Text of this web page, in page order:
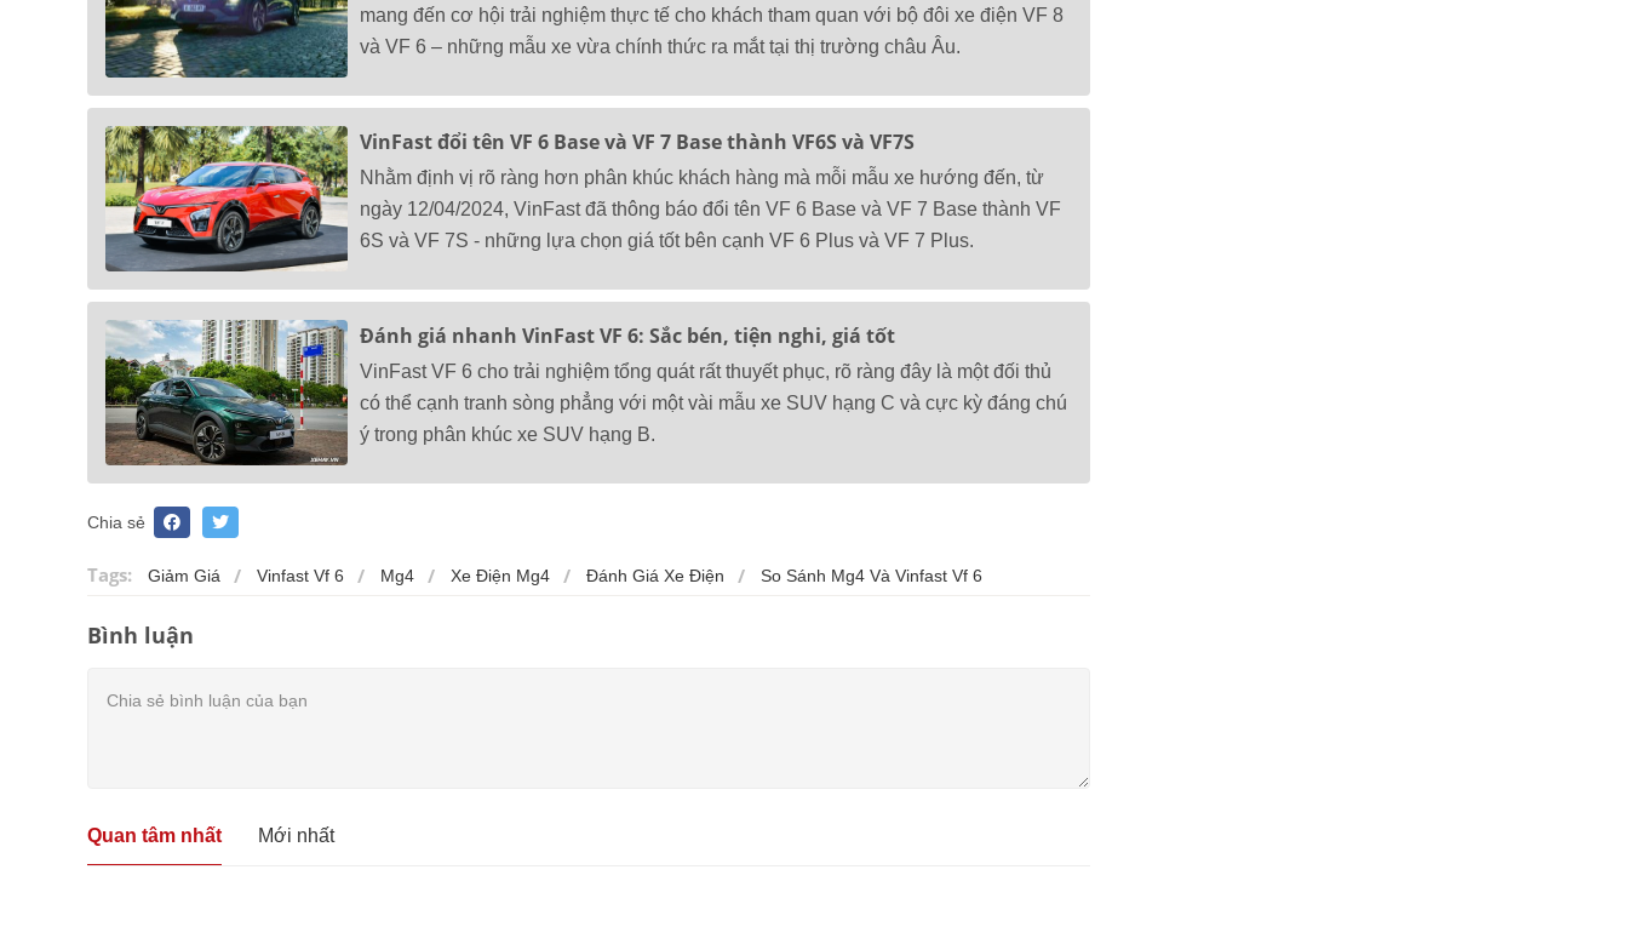
mang đến cơ hội trải nghiệm thực tế cho khách tham quan với bộ đôi xe điện VF 8
và VF 6 – những mẫu xe vừa chính thức ra mắt tại thị trường châu Âu.
VinFast đổi tên VF 6 Base và VF 7 Base thành VF6S và VF7S
Nhằm định vị rõ ràng hơn phân khúc khách hàng mà mỗi mẫu xe hướng đến, từ
ngày 12/04/2024, VinFast đã thông báo đổi tên VF 6 Base và VF 7 Base thành VF
6S và VF 7S - những lựa chọn giá tốt bên cạnh VF 6 Plus và VF 7 Plus.
Đánh giá nhanh VinFast VF 6: Sắc bén, tiện nghi, giá tốt
VinFast VF 6 cho trải nghiệm tổng quát rất thuyết phục, rõ ràng đây là một đối thủ
có thể cạnh tranh sòng phẳng với một vài mẫu xe SUV hạng C và cực kỳ đáng chú
ý trong phân khúc xe SUV hạng B.
Chia sẻ
Tags: Giảm Giá Vinfast Vf 6 Mg4 Xe Điện Mg4 Đánh Giá Xe Điện So Sánh Mg4 Và Vinfast Vf 6
Bình luận
Quan tâm nhất Mới nhất